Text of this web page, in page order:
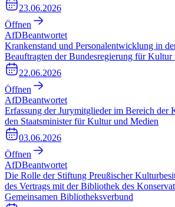
23.06.2026
Öffnen
AfDBeantwortet
Krankenstand und Personalentwicklung in
Beauftragten der Bundesregierung für Kultur
22.06.2026
Öffnen
AfDBeantwortet
Erfassung der Jurymitglieder im Bereich der
den Staatsminister für Kultur und Medien
03.06.2026
Öffnen
AfDBeantwortet
Die Rolle der Stiftung Preußischer
des Vertrags mit der Bibliothek des
Gemeinsamen Bibliotheksverbund